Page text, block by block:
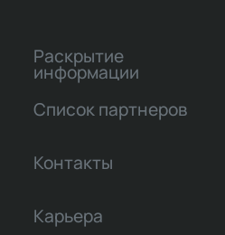
Раскрытие
информации
Список партнеров
Контакты
Карьера